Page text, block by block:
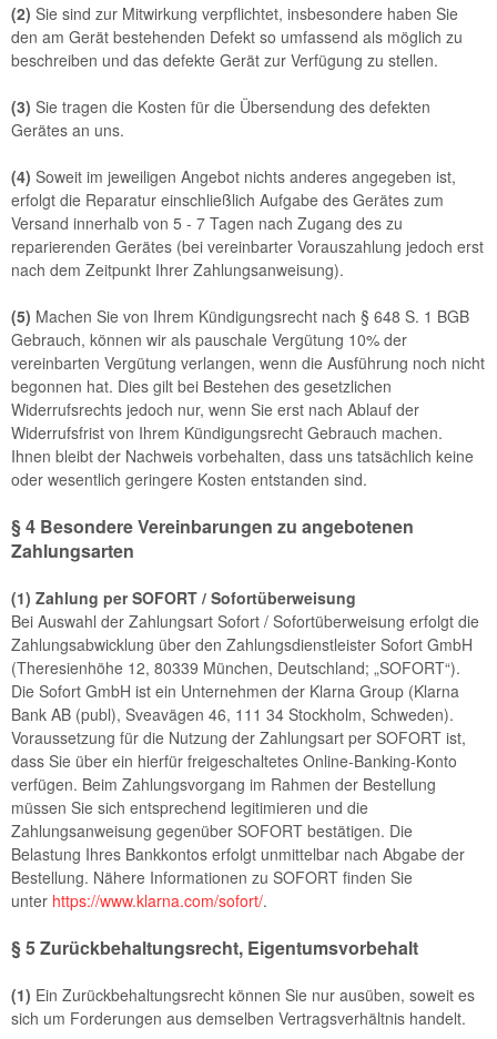
(2) Sie sind zur Mitwirkung verpflichtet, insbesondere haben Sie
den am Gerät bestehenden Defekt so umfassend als möglich zu
beschreiben und das defekte Gerät zur Verfügung zu stellen.
(3) Sie tragen die Kosten für die Übersendung des defekten
Gerätes an uns.
(4) Soweit im jeweiligen Angebot nichts anderes angegeben ist,
erfolgt die Reparatur einschließlich Aufgabe des Gerätes zum
Versand innerhalb von 5 - 7 Tagen nach Zugang des zu
reparierenden Gerätes (bei vereinbarter Vorauszahlung jedoch erst
nach dem Zeitpunkt Ihrer Zahlungsanweisung).
(5) Machen Sie von Ihrem Kündigungsrecht nach § 648 S. 1 BGB
Gebrauch, können wir als pauschale Vergütung 10% der
vereinbarten Vergütung verlangen, wenn die Ausführung noch nicht
begonnen hat. Dies gilt bei Bestehen des gesetzlichen
Widerrufsrechts jedoch nur, wenn Sie erst nach Ablauf der
Widerrufsfrist von Ihrem Kündigungsrecht Gebrauch machen.
Ihnen bleibt der Nachweis vorbehalten, dass uns tatsächlich keine
oder wesentlich geringere Kosten entstanden sind.
§ 4 Besondere Vereinbarungen zu angebotenen
Zahlungsarten
(1) Zahlung per SOFORT / Sofortüberweisung
Bei Auswahl der Zahlungsart Sofort / Sofortüberweisung erfolgt die
Zahlungsabwicklung über den Zahlungsdienstleister Sofort GmbH
(Theresienhöhe 12, 80339 München, Deutschland; „SOFORT“).
Die Sofort GmbH ist ein Unternehmen der Klarna Group (Klarna
Bank AB (publ), Sveavägen 46, 111 34 Stockholm, Schweden).
Voraussetzung für die Nutzung der Zahlungsart per SOFORT ist,
dass Sie über ein hierfür freigeschaltetes Online-Banking-Konto
verfügen. Beim Zahlungsvorgang im Rahmen der Bestellung
müssen Sie sich entsprechend legitimieren und die
Zahlungsanweisung gegenüber SOFORT bestätigen. Die
Belastung Ihres Bankkontos erfolgt unmittelbar nach Abgabe der
Bestellung. Nähere Informationen zu SOFORT finden Sie
unter https://www.klarna.com/sofort/.
§ 5 Zurückbehaltungsrecht, Eigentumsvorbehalt
(1) Ein Zurückbehaltungsrecht können Sie nur ausüben, soweit es
sich um Forderungen aus demselben Vertragsverhältnis handelt.